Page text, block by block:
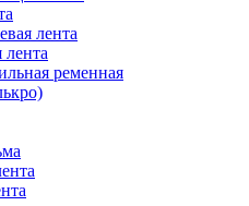
лента
лента
ременная